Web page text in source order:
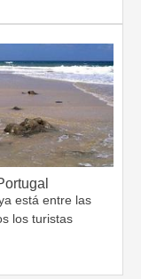
está entre las
los turistas